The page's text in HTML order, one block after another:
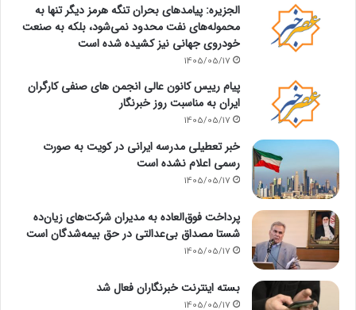
الجزیره: پیامدهای بحران تنگه هرمز دیگر تنها به
محموله‌های نفت محدود نمی‌شود، بلکه به صنعت
خودروی جهانی نیز کشیده شده است
1405/05/17
پیام رییس کانون عالی انجمن های صنفی کارگران
ایران به مناسبت روز خبرنگار
1405/05/17
خبر تعطیلی مدرسه ایرانی در کویت به صورت
رسمی اعلام نشده است
1405/05/17
پرداخت فوق‌العاده به مدیران شرکت‌های زیان‌ده
شستا مصداق بی‌عدالتی در حق بیمه‌شدگان است
1405/05/17
بسته اینترنت خبرنگاران فعال شد
1405/05/17